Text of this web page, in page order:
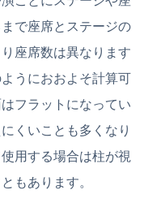
で座席とステージの
座席数は異なります
うにおおよそ計算可
フラットになってい
くいことも多くなり
用する場合は柱が視
もあります。